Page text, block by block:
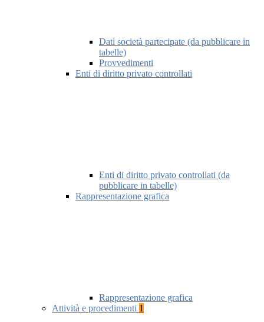
Dati società partecipate (da pubblicare in
tabelle)
Provvedimenti
Enti di diritto privato controllati
Enti di diritto privato controllati (da
pubblicare in tabelle)
Rappresentazione grafica
Rappresentazione grafica
Attività e procedimenti 1